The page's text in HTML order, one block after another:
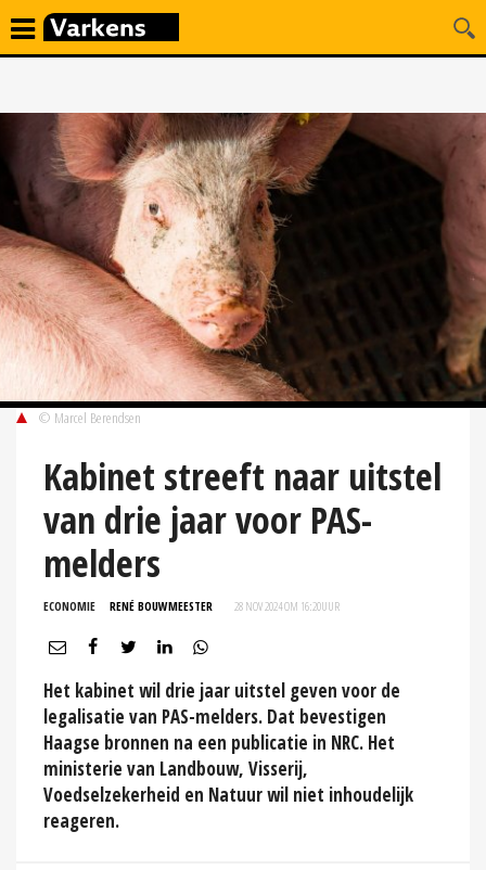
© Marcel Berendsen
Kabinet streeft naar uitstel
van drie jaar voor PAS-
melders
ECONOMIE RENÉ BOUWMEESTER 28 NOV 2024 OM 16:20UUR
Het kabinet wil drie jaar uitstel geven voor de
legalisatie van PAS-melders. Dat bevestigen
Haagse bronnen na een publicatie in NRC. Het
ministerie van Landbouw, Visserij,
Voedselzekerheid en Natuur wil niet inhoudelijk
reageren.